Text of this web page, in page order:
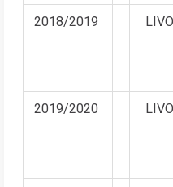
2018/2019
2019/2020